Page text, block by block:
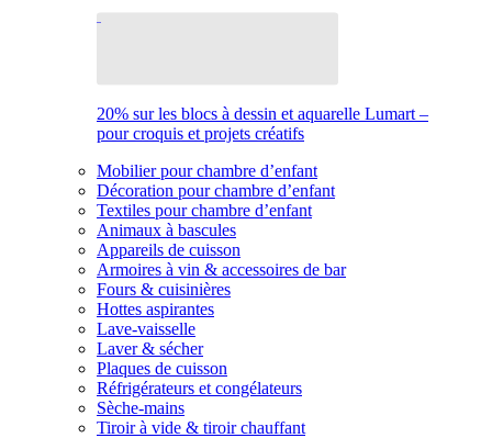
20% sur les blocs à dessin et aquarelle Lumart –
pour croquis et projets créatifs
Mobilier pour chambre d’enfant
Décoration pour chambre d’enfant
Textiles pour chambre d’enfant
Animaux à bascules
Appareils de cuisson
Armoires à vin & accessoires de bar
Fours & cuisinières
Hottes aspirantes
Lave-vaisselle
Laver & sécher
Plaques de cuisson
Réfrigérateurs et congélateurs
Sèche-mains
Tiroir à vide & tiroir chauffant